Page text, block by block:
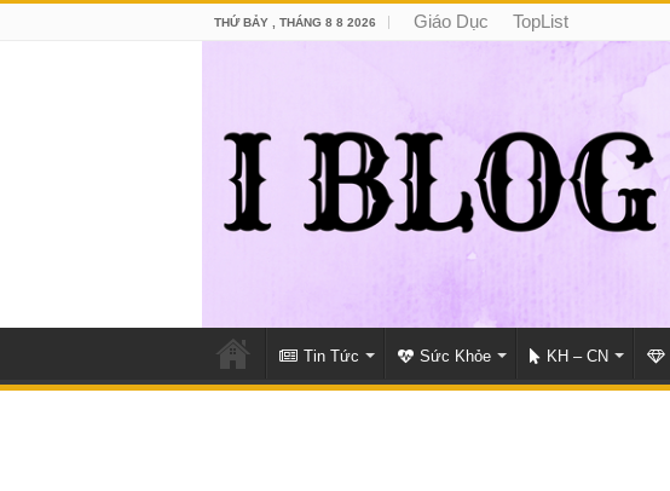
THỨ BẢY , THÁNG 8 8 2026 Giáo Dục TopList
Tin Tức Sức Khỏe KH – CN